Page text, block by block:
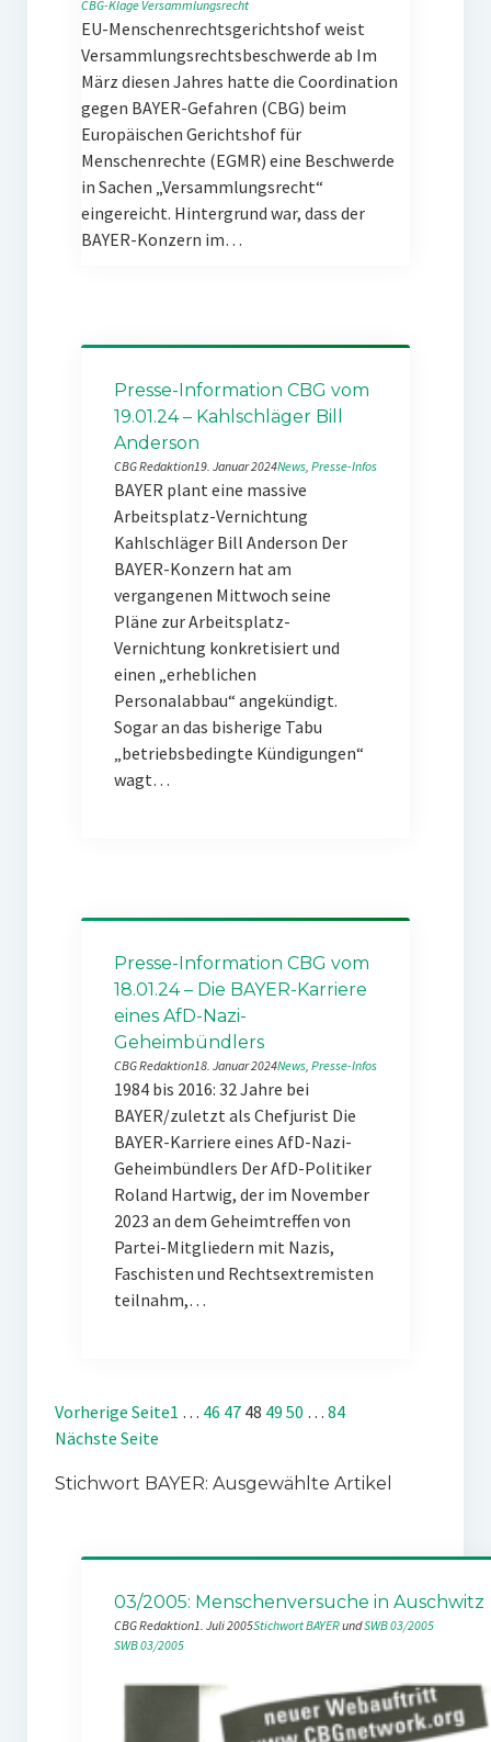
CBG-Klage Versammlungsrecht
EU-Menschenrechtsgerichtshof weist
Versammlungsrechtsbeschwerde ab Im
März diesen Jahres hatte die Coordination
gegen BAYER-Gefahren (CBG) beim
Europäischen Gerichtshof für
Menschenrechte (EGMR) eine Beschwerde
in Sachen „Versammlungsrecht“
eingereicht. Hintergrund war, dass der
BAYER-Konzern im…
Presse-Information CBG vom
19.01.24 – Kahlschläger Bill
Anderson
CBG Redaktion19. Januar 2024News, Presse-Infos
BAYER plant eine massive
Arbeitsplatz-Vernichtung
Kahlschläger Bill Anderson Der
BAYER-Konzern hat am
vergangenen Mittwoch seine
Pläne zur Arbeitsplatz-
Vernichtung konkretisiert und
einen „erheblichen
Personalabbau“ angekündigt.
Sogar an das bisherige Tabu
„betriebsbedingte Kündigungen“
wagt…
Presse-Information CBG vom
18.01.24 – Die BAYER-Karriere
eines AfD-Nazi-
Geheimbündlers
CBG Redaktion18. Januar 2024News, Presse-Infos
1984 bis 2016: 32 Jahre bei
BAYER/zuletzt als Chefjurist Die
BAYER-Karriere eines AfD-Nazi-
Geheimbündlers Der AfD-Politiker
Roland Hartwig, der im November
2023 an dem Geheimtreffen von
Partei-Mitgliedern mit Nazis,
Faschisten und Rechtsextremisten
teilnahm,…
Vorherige Seite1 … 46 47 48 49 50 … 84
Nächste Seite
Stichwort BAYER: Ausgewählte Artikel
03/2005: Menschenversuche in Auschwitz
CBG Redaktion1. Juli 2005Stichwort BAYER und SWB 03/2005
SWB 03/2005